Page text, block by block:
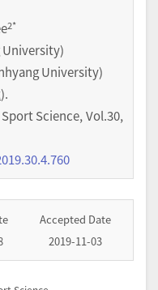
2*
University)
University)
).
Science,Vol.30,
Accepted Date
2019-11-03